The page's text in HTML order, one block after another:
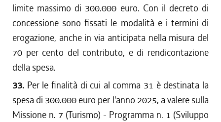
limite massimo di 300.000 euro. Con il decreto di
concessione sono fissati le modalità e i termini di
erogazione, anche in via anticipata nella misura del
70 per cento del contributo, e di rendicontazione
della spesa.
33. Per le finalità di cui al comma 31 è destinata la
spesa di 300.000 euro per l'anno 2025, a valere sulla
Missione n. 7 (Turismo) - Programma n. 1 (Sviluppo